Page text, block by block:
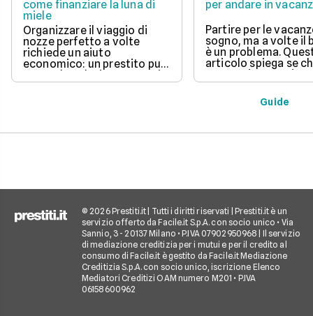
come finanziare la luna di
miele
Organizzare il viaggio di
nozze perfetto a volte
richiede un aiuto
economico: un prestito può
essere la soluzione. Scopri
come funziona, quali tipi ci
per andare in
Partire per le
sogno, ma a volte il
è un problema.
articolo spiega se
un prestito per
una buona idea,
vantaggi come la
di partire subito e
pagare. Scopri
Guide
© 2026 Prestiti.it | Tutti i diritti riservati | Prestiti.it è un
servizio offerto da Facile.it S.p.A. con socio unico • Via
Sannio, 3 - 20137 Milano • P.IVA 07902950968 | Il servizio
di mediazione creditizia per i mutui e per il credito al
consumo di Facile.it è gestito da Facile.it Mediazione
Creditizia S.p.A. con socio unico, iscrizione Elenco
Mediatori Creditizi OAM numero M201 • P.IVA
06158600962